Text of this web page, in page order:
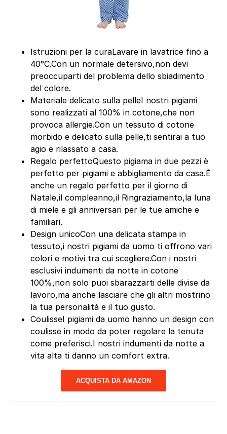
Istruzioni per la curaLavare in lavatrice fino a
40°C.Con un normale detersivo,non devi
preoccuparti del problema dello sbiadimento
del colore.
Materiale delicato sulla pelleI nostri pigiami
sono realizzati al 100% in cotone,che non
provoca allergie.Con un tessuto di cotone
morbido e delicato sulla pelle,ti sentirai a tuo
agio e rilassato a casa.
Regalo perfettoQuesto pigiama in due pezzi è
perfetto per pigiami e abbigliamento da casa.È
anche un regalo perfetto per il giorno di
Natale,il compleanno,il Ringraziamento,la luna
di miele e gli anniversari per le tue amiche e
familiari.
Design unicoCon una delicata stampa in
tessuto,i nostri pigiami da uomo ti offrono vari
colori e motivi tra cui scegliere.Con i nostri
esclusivi indumenti da notte in cotone
100%,non solo puoi sbarazzarti delle divise da
lavoro,ma anche lasciare che gli altri mostrino
la tua personalità e il tuo gusto.
CoulisseI pigiami da uomo hanno un design con
coulisse in modo da poter regolare la tenuta
come preferisci.I nostri indumenti da notte a
vita alta ti danno un comfort extra.
ACQUISTA DA AMAZON